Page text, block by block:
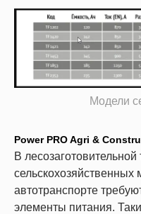
Модели
Power PRO Agri &
В лесозаготовительной
автотранспорте
элементы питания.